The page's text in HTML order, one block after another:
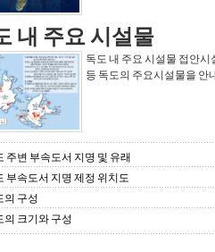
내 주요 시설물
독도 내 주요 시설물 접안
등 독도의 주요시설물을 안
주변 부속도서 지명 및 유래
부속도서 지명 제정 위치도
의 구성
의 크기와 구성